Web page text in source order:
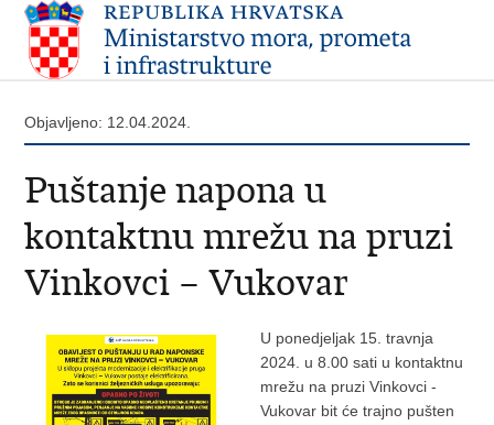
Objavljeno: 12.04.2024.
Puštanje napona u
kontaktnu mrežu na pruzi
Vinkovci – Vukovar
U ponedjeljak 15. travnja
2024. u 8.00 sati u kontaktnu
mrežu na pruzi Vinkovci -
Vukovar bit će trajno pušten